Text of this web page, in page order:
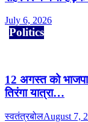
July 6, 2026
Politics
12 अगस्त को
तिरंगा यात्रा…
स्वतंत्रबोलAugust 7,